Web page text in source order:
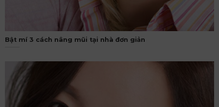
Bật mí 3 cách nâng mũi tại nhà đơn giản